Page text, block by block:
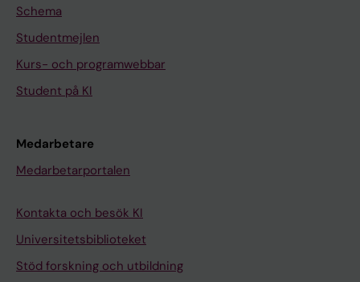
Schema
Studentmejlen
Kurs- och programwebbar
Student på KI
Medarbetare
Medarbetarportalen
Kontakta och besök KI
Universitetsbiblioteket
Stöd forskning och utbildning